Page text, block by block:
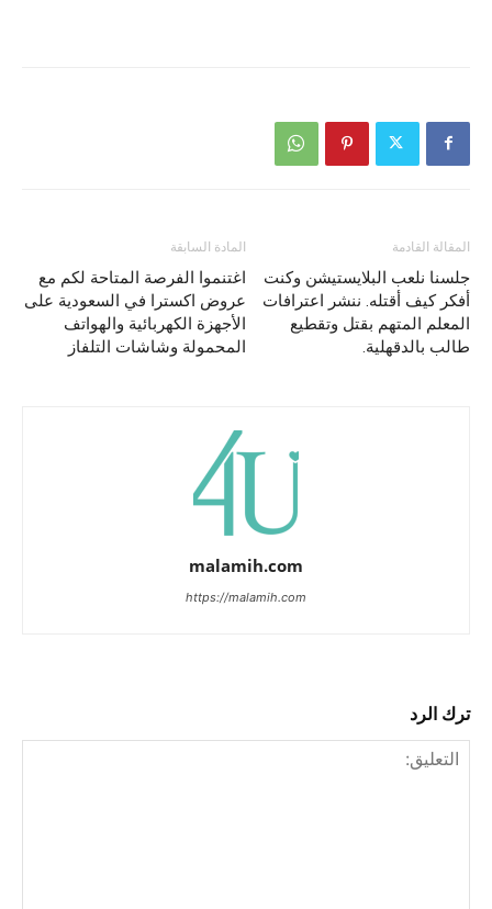
المادة السابقة
اغتنموا الفرصة المتاحة لكم مع
عروض اكسترا في السعودية على
الأجهزة الكهربائية والهواتف
المحمولة وشاشات التلفاز
المقالة القادمة
جلسنا نلعب البلايستيشن وكنت
أفكر كيف أقتله. ننشر اعترافات
المعلم المتهم بقتل وتقطيع
طالب بالدقهلية.
malamih.com
https://malamih.com
ترك الرد